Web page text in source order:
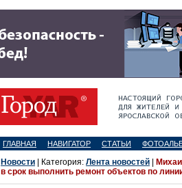
ГЛАВНАЯ НАВИГАТОР СТАТЬИ
Новости | Категория: Лента новостей
в срок выполнить ремонт объектов по